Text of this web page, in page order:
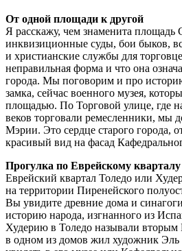
От одной площади к другой
Я расскажу, чем знаменита площадь
инквизиционные суды, бои быков,
и христианские службы для
неправильная форма и что она
города. Мы поговорим и про
замка, сейчас военного музея,
площадью. По Торговой улице, где
веков торговали ремесленники, мы
Мэрии. Это сердце старого города,
красивый вид на фасад
Прогулка по Еврейскому кварталу
Еврейский квартал Толедо или
на территории Пиренейского
Вы увидите древние дома и
историю народа, изгнанного из
Худерию в Толедо называли вторым
в одном из домов жил художник